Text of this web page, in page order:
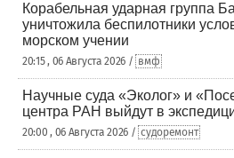
Корабельная ударная группа
уничтожила беспилотники
морском учении
20:15 , 06 Августа 2026 / вмф
Научные суда «Эколог» и
центра РАН выйдут в
20:00 , 06 Августа 2026 / судоремонт